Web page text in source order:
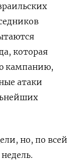
которая
кампанию,
атаки
но, по всей